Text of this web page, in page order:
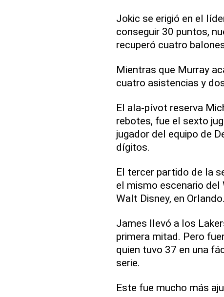
Jokic se erigió en el
conseguir 30 puntos,
recuperó cuatro
Mientras que Murray
cuatro asistencias y
El ala-pívot reserva
rebotes, fue el sexto
jugador del equipo de
dígitos.
El tercer partido de la
el mismo escenario
Walt Disney, en Orlando.
James llevó a los
primera mitad. Pero
quien tuvo 37 en una
serie.
Este fue mucho más